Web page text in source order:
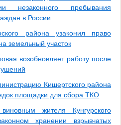
незаконного пребывания
в России
района узаконил право
земельный участок
возобновляет работу после
Кишертского района
площадки для сбора ТКО
жителя Кунгурского
хранении взрывчатых